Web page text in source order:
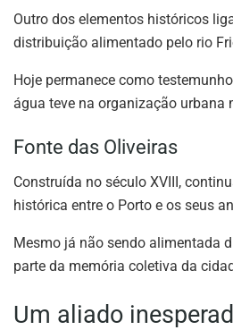
Outro dos elementos históricos
distribuição alimentado pelo rio
Hoje permanece como
água teve na organização urbana
Fonte das Oliveiras
Construída no século XVIII,
histórica entre o Porto e os seus
Mesmo já não sendo alimentada
parte da memória coletiva da
Um aliado